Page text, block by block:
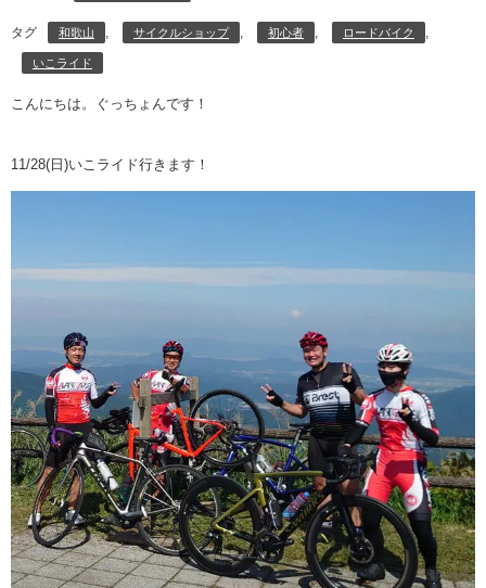
タグ 和歌山 , サイクルショップ , 初心者 , ロードバイク ,
いこライド
こんにちは。ぐっちょんです！
11/28(日)いこライド行きます！